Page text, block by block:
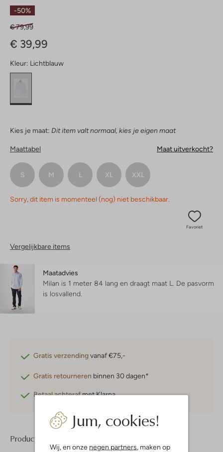
Jum, cookies!
Wij, en onze negen partners, maken op
-50%
€ 79,99
€ 39,99
Kleur: Lichtblauw
Kies je maat: Dit item valt normaal, kies je eigen maat
Maattabel Maat uitverkocht?
S M L XL XXL
Sorry, dit item is momenteel (nog) niet beschikbaar.
Favoriet
Vergelijkbare items
Maatadvies
Milan is 1 meter 84 lang en draagt maat L. De pasvorm
is losvallend
Gratis verzendingvanaf €75,-
Gratis retourneren binnen 30 dagen*
Betaal achterafmet Klarna
Product informatie